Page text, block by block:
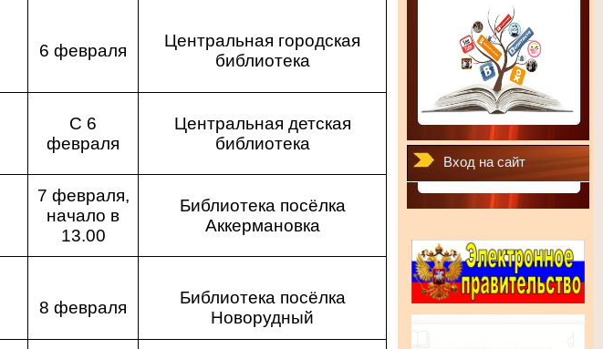
6 февраля
Центральная городская
библиотека
С 6
февраля
Центральная детская
библиотека
7 февраля,
начало в
13.00
Библиотека посёлка
Аккермановка
8 февраля
Библиотека посёлка
Новорудный
Вход на сайт